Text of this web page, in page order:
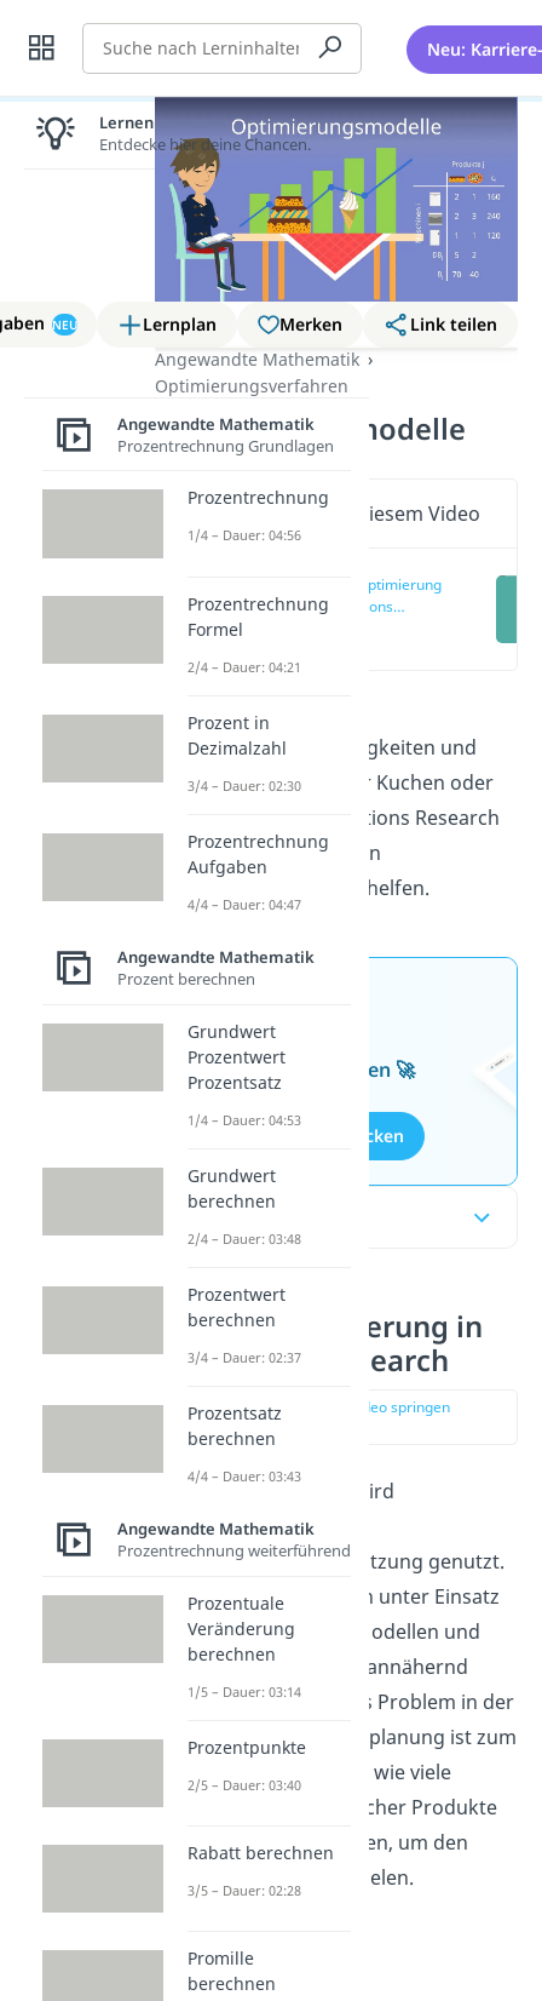
Suche Neu:
NEU Lernplan Merken
Link teilen
Angewandte Mathematik
Optimierungsverfahren
Optimierungsmodelle
Wichtige Inhalte in diesem Video
Lineare Optimierung
in Operations
Du hast manchmal
Entscheidungsschwierigkeiten und
weißt nicht ob du lieber Kuchen oder
Eis essen sollst? Operations Research
kann dir bei so manchen
Entscheidungen weiterhelfen.
Wissen mit unseren
kostenlosen Aufgaben 🚀
Aufgaben entdecken
Lineare Optimierung in
Operations Research
zur Stelle im Video springen
(00:14)
Operations Research wird
grundsätzlich zur
Entscheidungsunterstützung genutzt.
Reale Probleme werden unter Einsatz
von mathematischen Modellen und
Methoden genau oder annähernd
genau gelöst. Ein reales Problem in der
Produktionsprogrammplanung ist zum
Beispiel zu entscheiden wie viele
Einheiten unterschiedlicher Produkte
hergestellt werden sollen, um den
größten Gewinn zu erzielen.
Lernen lohnt sich!
Entdecke hier deine Chancen.
Angewandte Mathematik
Prozentrechnung Grundlagen
Prozentrechnung
1/4 – Dauer: 04:56
Prozentrechnung
Formel
2/4 – Dauer: 04:21
Prozent in
Dezimalzahl
3/4 – Dauer: 02:30
Prozentrechnung
Aufgaben
4/4 – Dauer: 04:47
Angewandte Mathematik
Prozent berechnen
Grundwert
Prozentwert
Prozentsatz
1/4 – Dauer: 04:53
Grundwert
berechnen
2/4 – Dauer: 03:48
Prozentwert
berechnen
3/4 – Dauer: 02:37
Prozentsatz
berechnen
4/4 – Dauer: 03:43
Angewandte Mathematik
Prozentrechnung weiterführend
Prozentuale
Veränderung
berechnen
1/5 – Dauer: 03:14
Prozentpunkte
2/5 – Dauer: 03:40
Rabatt berechnen
3/5 – Dauer: 02:28
Promille
berechnen